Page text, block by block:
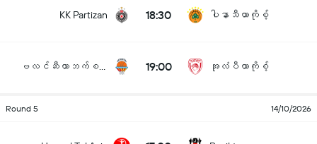
KK Partizan 18:30 ပါနာသီယာကိုစ့်
19:00 အုလံပီယာကိုစ့်
Round 5 14/10/2026